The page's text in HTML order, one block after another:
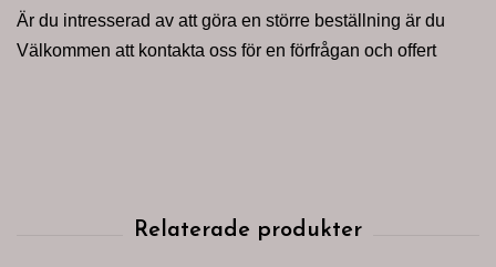
Är du intresserad av att göra en större beställning är du
Välkommen att kontakta oss för en förfrågan och offert